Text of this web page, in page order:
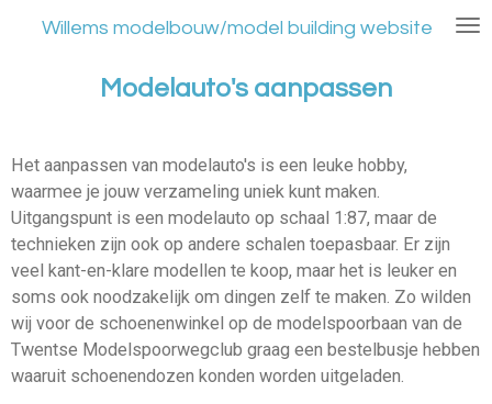
Willems modelbouw/model building website
Modelauto's aanpassen
Het aanpassen van modelauto's is een leuke hobby,
waarmee je jouw verzameling uniek kunt maken.
Uitgangspunt is een modelauto op schaal 1:87, maar de
technieken zijn ook op andere schalen toepasbaar. Er zijn
veel kant-en-klare modellen te koop, maar het is leuker en
soms ook noodzakelijk om dingen zelf te maken. Zo wilden
wij voor de schoenenwinkel op de modelspoorbaan van de
Twentse Modelspoorwegclub graag een bestelbusje hebben
waaruit schoenendozen konden worden uitgeladen.